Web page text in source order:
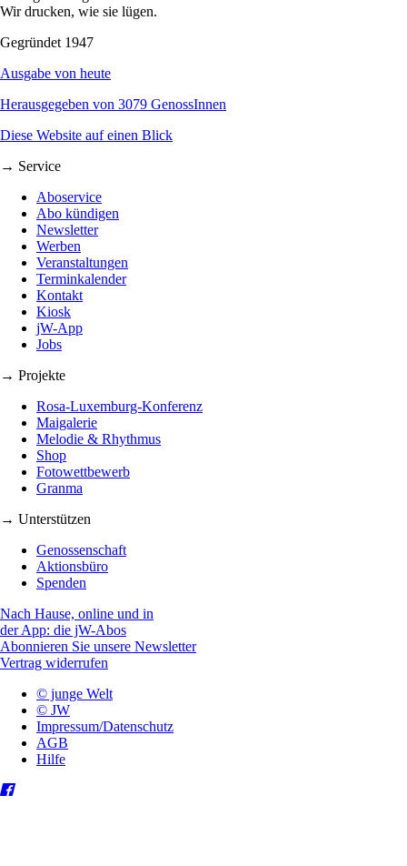
Wir drucken, wie sie lügen.
Gegründet 1947
Ausgabe von heute
Herausgegeben von 3079 GenossInnen
Diese Website auf einen Blick
→ Service
Aboservice
Abo kündigen
Newsletter
Werben
Veranstaltungen
Terminkalender
Kontakt
Kiosk
jW-App
Jobs
→ Projekte
Rosa-Luxemburg-Konferenz
Maigalerie
Melodie & Rhythmus
Shop
Fotowettbewerb
Granma
→ Unterstützen
Genossenschaft
Aktionsbüro
Spenden
Nach Hause, online und in
der App: die jW-Abos
Abonnieren Sie unsere Newsletter
Vertrag widerrufen
© junge Welt
© JW
Impressum/Datenschutz
AGB
Hilfe